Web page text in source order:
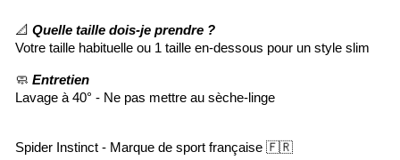
📐 Quelle taille dois-je prendre ?
Votre taille habituelle ou 1 taille en-dessous pour un style slim
🧼 Entretien
Lavage à 40° - Ne pas mettre au sèche-linge
Spider Instinct - Marque de sport française 🇫🇷